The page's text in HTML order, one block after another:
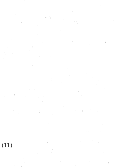
(11)